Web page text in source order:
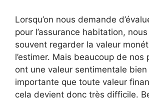
Lorsqu’on nous demande
pour l’assurance habitation,
souvent regarder la valeur
l’estimer. Mais beaucoup de nos
ont une valeur sentimentale bien
importante que toute valeur
cela devient donc très difficile.